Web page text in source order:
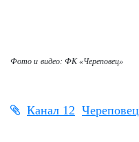
Фото и видео: ФК «Череповец»
Канал 12 Череповец